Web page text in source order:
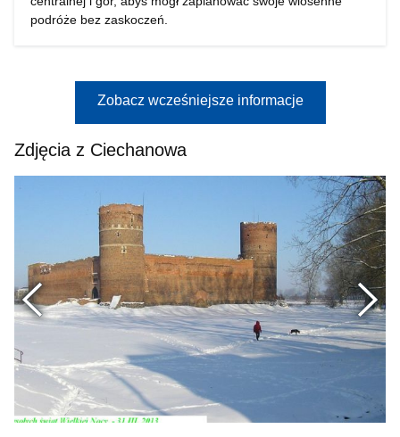
podróże bez zaskoczeń.
Zobacz wcześniejsze informacje
Zdjęcia z Ciechanowa
Poprzednie